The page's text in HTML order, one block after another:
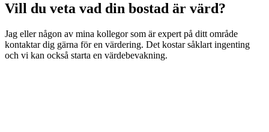
Vill du veta vad din bostad är värd?
Jag eller någon av mina kollegor som är expert på ditt område
kontaktar dig gärna för en värdering. Det kostar såklart ingenting
och vi kan också starta en värdebevakning.